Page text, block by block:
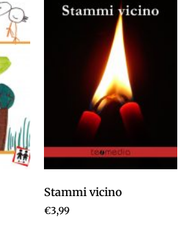
Stammi vicino
€3,99